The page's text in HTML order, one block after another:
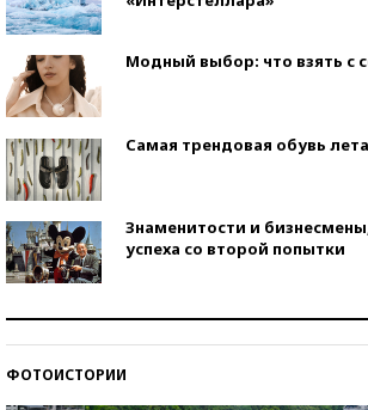
Модный выбор: что взять с
Самая трендовая обувь лета
Знаменитости и
успеха со второй попытки
ФОТОИСТОРИИ